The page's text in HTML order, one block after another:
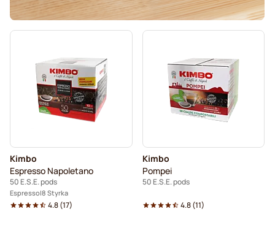
Kimbo
Espresso Napoletano
50 E.S.E. pods
Espresso 8 Styrka
4.8(17)
Kimbo
Pompei
50 E.S.E. pods
4.8(11)